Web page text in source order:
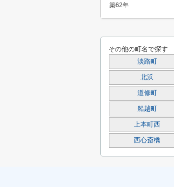
築62年
その他の町名で探す
淡路町
北浜
道修町
船越町
上本町西
西心斎橋